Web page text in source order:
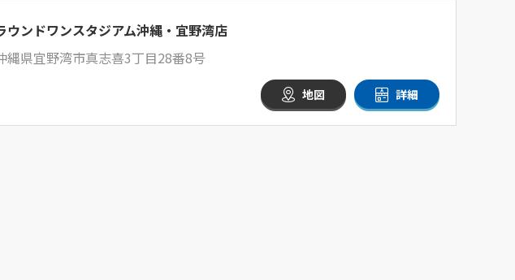
ウンドワンスタジアム沖縄・宜野湾店
縄県宜野湾市真志喜3丁目28番8号
地図 詳細